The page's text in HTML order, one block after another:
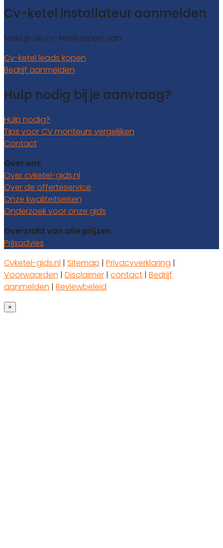
Cv-ketel installateur aanmelden
Meld je als cv-ketel expert aan.
Cv-ketel leads kopen
Bedrijf aanmelden
Hulp nodig bij je aanvraag?
Hulp nodig?
Tips voor CV monteurs vergelijken
Contact
Over ons
Over cvketel-gids.nl
Over de offerteservice
Onze kwaliteitseisen
Onderzoek voor onze gids
Overzicht van alle prijzen
Prijsadvies
Cvketel-gids.nl | Sitemap | Privacyverklaring |
Voorwaarden | Disclaimer | contact | Bedrijf
aanmelden | Reviewbeleid
×